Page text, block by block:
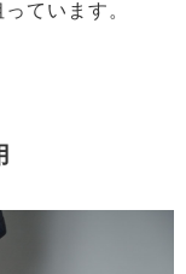
ています。